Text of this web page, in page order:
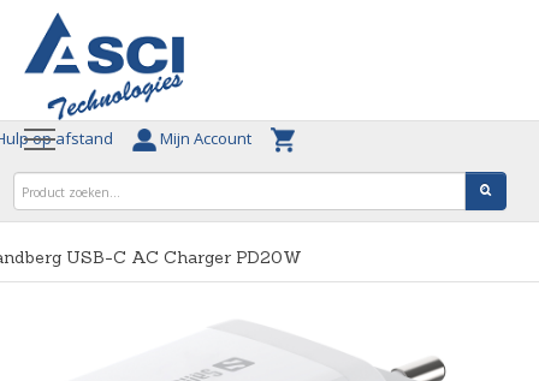
op afstand Mijn Account
USB-C AC Charger PD20W